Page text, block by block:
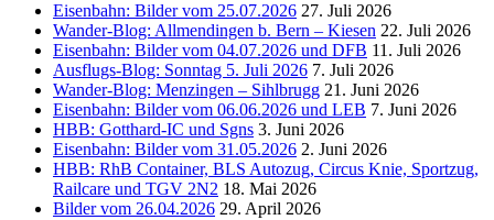
Eisenbahn: Bilder vom 25.07.2026 27. Juli 2026
Wander-Blog: Allmendingen b. Bern – Kiesen 22. Juli 2026
Eisenbahn: Bilder vom 04.07.2026 und DFB 11. Juli 2026
Ausflugs-Blog: Sonntag 5. Juli 2026 7. Juli 2026
Wander-Blog: Menzingen – Sihlbrugg 21. Juni 2026
Eisenbahn: Bilder vom 06.06.2026 und LEB 7. Juni 2026
HBB: Gotthard-IC und Sgns 3. Juni 2026
Eisenbahn: Bilder vom 31.05.2026 2. Juni 2026
HBB: RhB Container, BLS Autozug, Circus Knie, Sportzug,
Railcare und TGV 2N2 18. Mai 2026
Bilder vom 26.04.2026 29. April 2026